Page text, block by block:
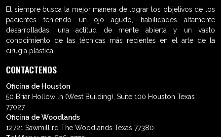
El siempre busca la mejor manera de lograr los objetivos de los
pacientes teniendo un ojo agudo, habilidades altamente
desarrolladas, una actitud de mente abierta y un vasto
conocimiento de las técnicas más recientes en el arte de la
cirugía plástica.
CONTACTENOS
Oficina de Houston
50 Briar Hollow ln (West Building), Suite 100 Houston Texas
77027
Oficina de Woodlands
12721 Sawmill rd The Woodlands Texas 77380